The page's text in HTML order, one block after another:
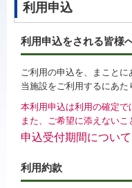
利用申込
利用申込をされる皆様
ご利用の申込を、まことに
当施設をご利用するにあ
本利用申込は利用の確定
また、ご希望に添えない
申込受付期間につい
利用約款